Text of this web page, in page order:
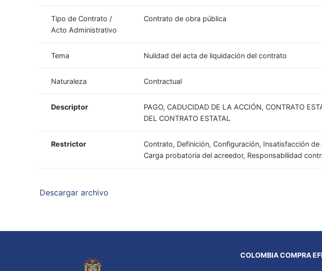
Tipo de Contrato /
Acto Administrativo
Contrato de obra pública
Tema Nulidad del acta de liquidación del contrato
Naturaleza Contractual
Descriptor
PAGO, CADUCIDAD DE LA ACCIÓN, CONTRATO
DEL CONTRATO ESTATAL
Restrictor
Contrato, Definición, Configuración, Insatisfacción
Carga probatoria del acreedor, Responsabilidad
Descargar archivo
COLOMBIA COMPRA